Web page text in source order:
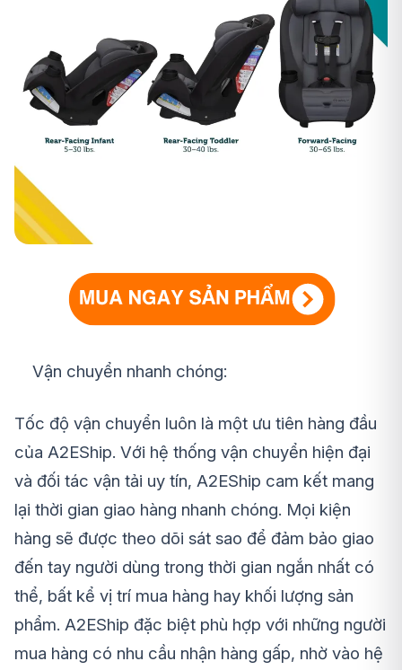
Vận chuyển nhanh chóng:
Tốc độ vận chuyển luôn là một ưu tiên hàng đầu
của A2EShip. Với hệ thống vận chuyển hiện đại
và đối tác vận tải uy tín, A2EShip cam kết mang
lại thời gian giao hàng nhanh chóng. Mọi kiện
hàng sẽ được theo dõi sát sao để đảm bảo giao
đến tay người dùng trong thời gian ngắn nhất có
thể, bất kể vị trí mua hàng hay khối lượng sản
phẩm. A2EShip đặc biệt phù hợp với những người
mua hàng có nhu cầu nhận hàng gấp, nhờ vào hệ